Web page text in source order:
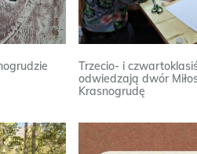
Trzecio- i
odwiedzają dwór
Krasnogrudę